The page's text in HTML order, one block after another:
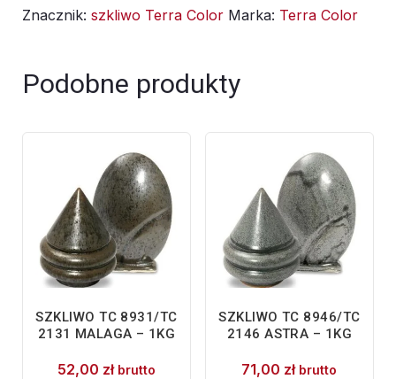
Fioletowe
1kg
Znacznik: szkliwo Terra Color Marka: Terra Color
Podobne produkty
SZKLIWO TC 8931/TC
2131 MALAGA – 1KG
52,00 zł brutto
SZKLIWO TC 8946/TC
2146 ASTRA – 1KG
71,00 zł brutto